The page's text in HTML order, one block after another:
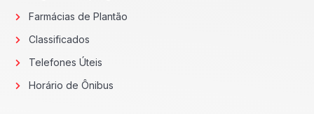
Farmácias de Plantão
Classificados
Telefones Úteis
Horário de Ônibus